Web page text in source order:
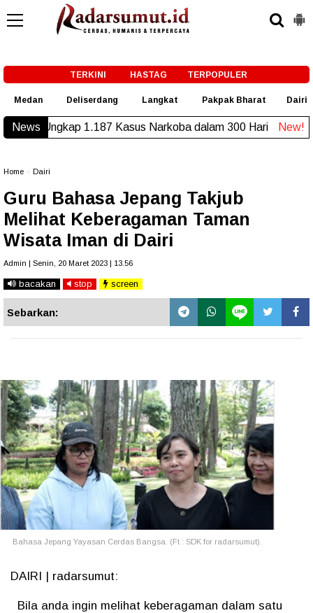
TERKINI HASTAG TERPOPULER
Medan Deliserdang Langkat Pakpak Bharat Dairi
News
Home Dairi
Guru Bahasa Jepang Takjub
Melihat Keberagaman Taman
Wisata Iman di Dairi
Admin | Senin, 20 Maret 2023 | 13.56
bacakan stop screen
Sebarkan:
Bahasa Jepang Yayasan Cerdas Bangsa. (Ft : SDK for radarsumut).
DAIRI | radarsumut:
Bila anda ingin melihat keberagaman dalam satu